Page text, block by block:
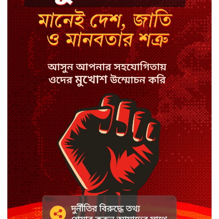
ইউএনওর আইফোন চুরি
সিরাজগঞ্জে বাস ট্রাক দুর্ঘটনা,
চালকসহ নিহত ২
স্পিকারের নামে জাল ডিও,
প্রতারণার অভিযোগে এসিল্যান্ডের
বিরুদ্ধে মামলা
সাদা না বাদামি চিনি, কোনটি
ভালো?
হাসানের ৪ উইকেটের দিনে ধুঁকছে
বাংলাদেশ